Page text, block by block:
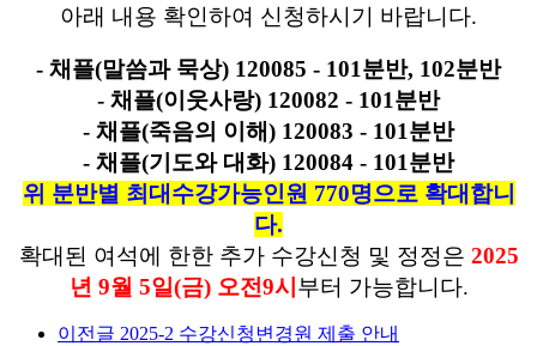
아래 내용 확인하여 신청하시기 바랍니다.
- 채플(말씀과 묵상) 120085 - 101분반, 102분반
- 채플(이웃사랑) 120082 - 101분반
- 채플(죽음의 이해) 120083 - 101분반
- 채플(기도와 대화) 120084 - 101분반
위 분반별 최대수강가능인원 770명으로 확대합니
다.
확대된 여석에 한한 추가 수강신청 및 정정은 2025
년 9월 5일(금) 오전9시 부터 가능합니다.
이전글 2025-2 수강신청변경원 제출 안내